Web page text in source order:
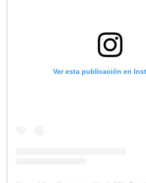
Ver esta publicación en